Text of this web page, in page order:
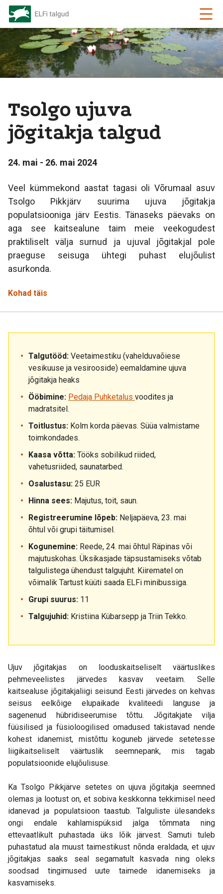
Tsolgo ujuva
jõgitakja talgud
24. mai - 26. mai 2024
Veel kümmekond aastat tagasi oli Võrumaal asuv
Tsolgo Pikkjärv suurima ujuva jõgitakja
populatsiooniga järv Eestis. Tänaseks päevaks on
aga see kaitsealune taim meie veekogudest
praktiliselt välja surnud ja ujuval jõgitakjal pole
praeguse seisuga ühtegi puhast elujõulist
asurkonda.
Kohad täis
Talgutööd: Veetaimestiku (vahelduvaõiese
vesikuuse ja vesirooside) eemaldamine ujuva
jõgitakja heaks
Ööbimine: Pedaja Puhketalus voodites ja
madratsitel.
Toitlustus: Kolm korda päevas. Süüa valmistame
toimkondades.
Kaasa võtta: Tööks sobilikud riided,
vahetusriided, saunatarbed.
Osalustasu: 25 EUR
Hinna sees: Majutus, toit, saun.
Registreerumine lõpeb: Neljapäeva, 23. mai
õhtul või grupi täitumisel.
Kogunemine: Reede, 24. mai õhtul Räpinas või
majutuskohas. Üksikasjade täpsustamiseks võtab
talgulistega ühendust talgujuht. Kiirematel on
võimalik Tartust küüti saada ELFi minibussiga.
Grupi suurus: 11
Talgujuhid: Kristiina Kübarsepp ja Triin Tekko.
Ujuv jõgitakjas on looduskaitseliselt väärtuslikes
pehmeveelistes järvedes kasvav veetaim. Selle
kaitsealuse jõgitakjaliigi seisund Eesti järvedes on kehvas
seisus eelkõige elupaikade kvaliteedi languse ja
sagenenud hübridiseerumise tõttu. Jõgitakjate vilja
füüsilised ja füsioloogilised omadused takistavad nende
kohest idanemist, mistõttu koguneb järvede setetesse
liigikaitseliselt väärtuslik seemnepank, mis tagab
populatsioonide elujõulisuse.
Ka Tsolgo Pikkjärve setetes on ujuva jõgitakja seemned
olemas ja lootust on, et sobiva keskkonna tekkimisel need
idanevad ja populatsioon taastub. Talguliste ülesandeks
ongi endale kahlamispüksid jalga tõmmata ning
ettevaatlikult puhastada üks lõik järvest. Samuti tuleb
puhastatud ala muust taimestikust nõnda eraldada, et ujuv
jõgitakjas saaks seal segamatult kasvada ning oleks
soodsad tingimused uute taimede idanemiseks ja
kasvamiseks.